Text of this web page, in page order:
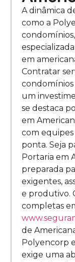
A dinâmica
como a
em
Contratar
um
se destaca
em
com
ponta. Seja
Portaria em
preparada
exigentes,
e produtivo.
completas
de
Polyencorp
exige uma